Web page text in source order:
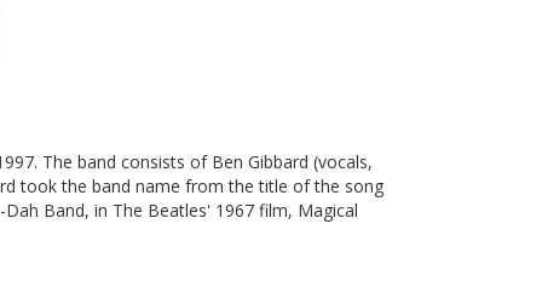
The band consists of Ben Gibbard (vocals,
took the band name from the title of the song
Band, in The Beatles' 1967 film, Magical